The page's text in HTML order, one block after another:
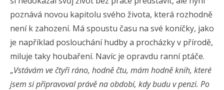
poznává novou kapitolu svého života, která rozhodně
není k zahození. Má spoustu času na své koníčky, jako
je například poslouchání hudby a procházky v přírodě,
miluje taky houbaření. Navíc je opravdu ranní ptáče.
„Vstávám ve čtyři ráno, hodně čtu, mám hodně knih, které
jsem si připravoval právě na období, kdy budu v penzi. Po